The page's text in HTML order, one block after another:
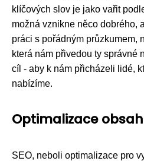
klíčových slov je jako vařit
možná vznikne něco dobrého,
práci s pořádným průzkumem,
která nám přivedou ty správné
cíl - aby k nám přicházeli lidé,
nabízíme.
Optimalizace
SEO, neboli optimalizace pro